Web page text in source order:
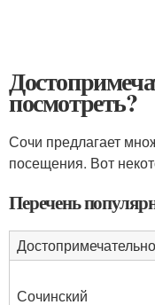
посмотреть?
Сочи предлагает
посещения. Вот
Перечень
Сочинский